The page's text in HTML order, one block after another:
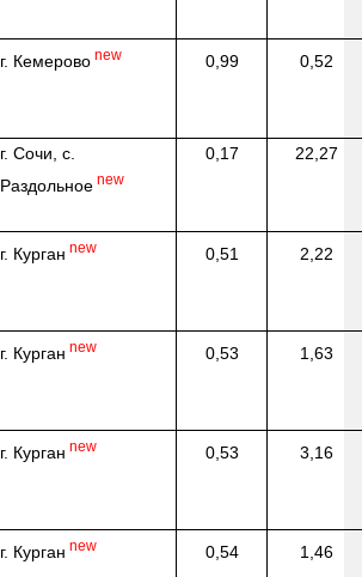
г. Кемерово new 0,99 0,52
г. Сочи, с.
Раздольное new
0,17 22,27
г. Курган new 0,51 2,22
г. Курган new 0,53 1,63
г. Курган new 0,53 3,16
г. Курган new 0,54 1,46